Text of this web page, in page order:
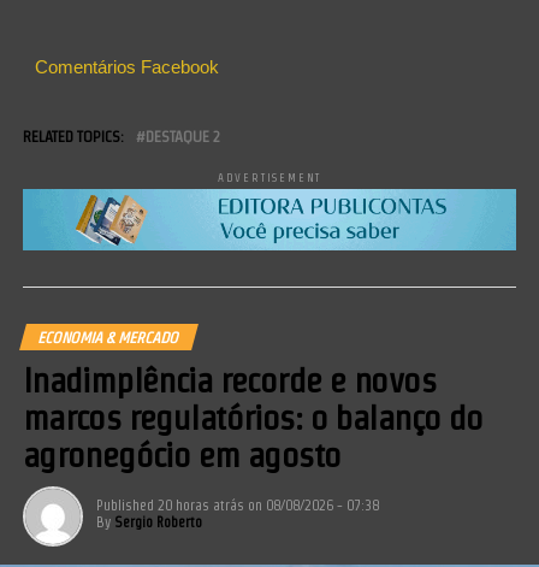
Comentários Facebook
RELATED TOPICS: DESTAQUE 2
ADVERTISEMENT
ECONOMIA & MERCADO
Inadimplência recorde e novos
marcos regulatórios: o balanço do
agronegócio em agosto
Published 20 horas atrás on 08/08/2026 - 07:38
By Sergio Roberto